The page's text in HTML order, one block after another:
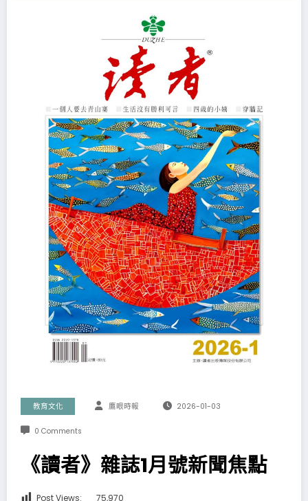
教育文化 鷹眼時報 2026-01-03
0 Comments
《讀者》雜誌1月號新聞焦點
Post Views: 75,970